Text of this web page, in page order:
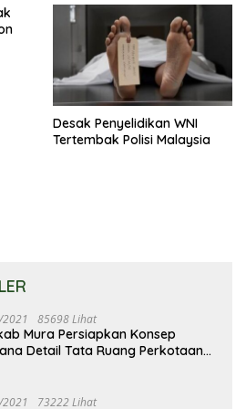
Desak Penyelidikan WNI
Tertembak Polisi Malaysia
85698 Lihat
Mura Persiapkan Konsep
Detail Tata Ruang Perkotaan
73222 Lihat